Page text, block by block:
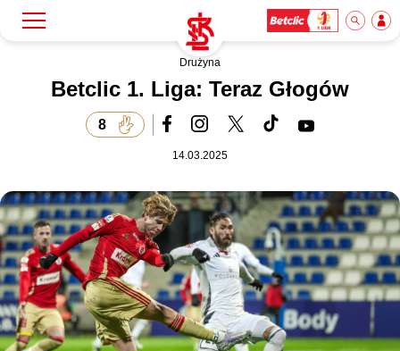
Klub
Bilety
Akademia
Biznes
Drużyna
Betclic 1. Liga: Teraz Głogów
8
14.03.2025